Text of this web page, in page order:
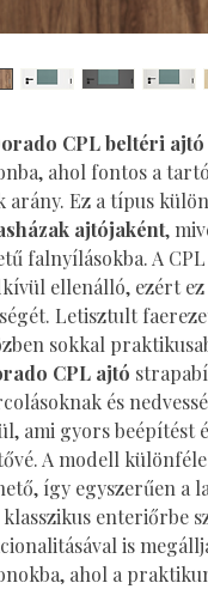
CPL beltéri ajtó
ahol fontos a
arány. Ez a típus
ajtójaként,
falnyílásokba. A
ellenálló, ezért ez
Letisztult
sokkal
CPL ajtó
és
ami gyors beépítést
A modell
így egyszerűen a
enteriőrbe
is
ahol a